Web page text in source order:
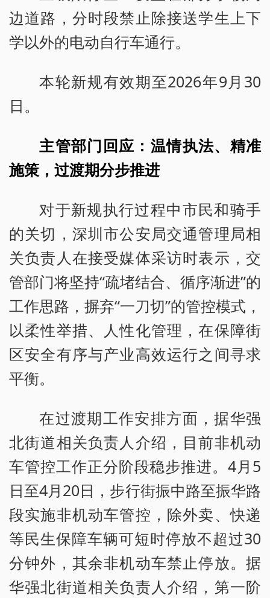
边道路，分时段禁止除接送学生上下
学以外的电动自行车通行。
本轮新规有效期至2026年9月30
日。
主管部门回应：温情执法、精准
施策，过渡期分步推进
对于新规执行过程中市民和骑手
的关切，深圳市公安局交通管理局相
关负责人在接受媒体采访时表示，交
管部门将坚持“疏堵结合、循序渐进”的
工作思路，摒弃“一刀切”的管控模式，
以柔性举措、人性化管理，在保障街
区安全有序与产业高效运行之间寻求
平衡。
在过渡期工作安排方面，据华强
北街道相关负责人介绍，目前非机动
车管控工作正分阶段稳步推进。4月5
日至4月20日，步行街振中路至振华路
段实施非机动车管控，除外卖、快递
等民生保障车辆可短时停放不超过30
分钟外，其余非机动车禁止停放。据
华强北街道相关负责人介绍，第一阶